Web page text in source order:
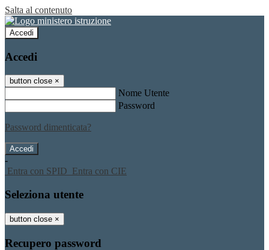
Salta al contenuto
Accedi
Accedi
button close ×
Nome Utente
Password
Password dimenticata?
-
Entra con SPID Entra con CIE
Seleziona utente
button close ×
Recupero password